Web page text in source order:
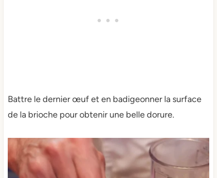
Battre le dernier œuf et en badigeonner la surface
de la brioche pour obtenir une belle dorure.